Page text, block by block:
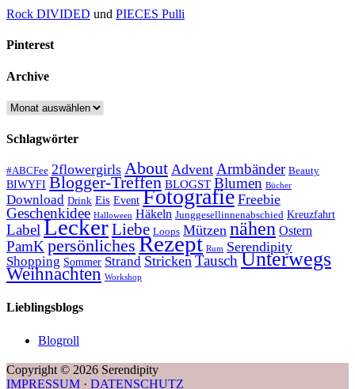
Rock DIVIDED und PIECES Pulli
Pinterest
Archive
Archive
Schlagwörter
#ABCFee 2flowergirls About Advent Armbänder Beauty
BIWYFI Blogger-Treffen BLOGST Blumen Bücher
Download Drink Eis Event Fotografie Freebie
Geschenkidee Halloween Häkeln Junggesellinnenabschied Kreuzfahrt
LabelLeckerLiebe Loops Mützen nähen Ostern
PamKpersönliches Rezept Rum Serendipity
Shopping Sommer Strand Stricken TauschUnterwegs
Weihnachten Workshop
Lieblingsblogs
Blogroll
Copyright © 2026 Serendipity
IMPRESSUM · DATENSCHUTZ